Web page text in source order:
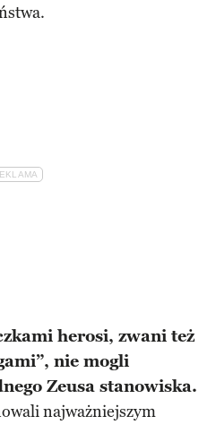
herosi, zwani też
nie mogli
Zeusa stanowiska.
najważniejszym